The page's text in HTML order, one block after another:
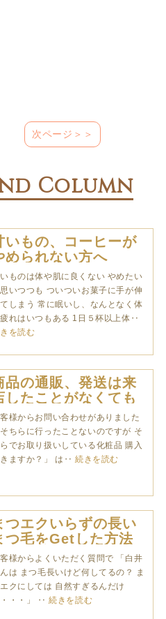
次ページ＞＞
Column
いもの、コーヒーが
められない方へ
ものは体や肌に良くない やめたい
いつつも ついついお菓子に手が伸
しまう 常に眠いし、なんとなく体
れはいつもある 1日５杯以上体‥
を読む
品の通販、発送は来
したことがなくても
能です
様からお問い合わせがありました
そちらに行ったことないのですが そ
でお取り扱いしている化粧品 購入
ますか？」 は‥続きを読む
つエクいらずの長い
つ毛をGetした方法
様からよくいただく質問で 「白井
は まつ毛長いけど何してるの？ ま
クにしては 自然すぎるんだけ
・・・」 ‥続きを読む